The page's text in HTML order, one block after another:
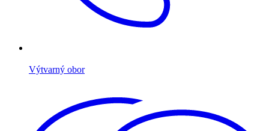
Výtvarný obor